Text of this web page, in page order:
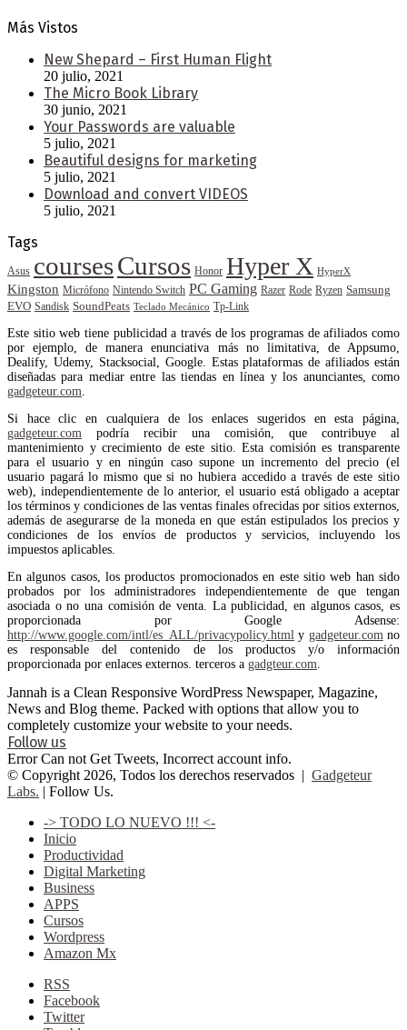
Más Vistos
New Shepard – First Human Flight
20 julio, 2021
The Micro Book Library
30 junio, 2021
Your Passwords are valuable
5 julio, 2021
Beautiful designs for marketing
5 julio, 2021
Download and convert VIDEOS
5 julio, 2021
Tags
Asus coursesCursos Honor Hyper X HyperX
Kingston Micrófono Nintendo Switch PC Gaming Razer Rode Ryzen Samsung
EVO Sandisk SoundPeats Teclado Mecánico Tp-Link
Este sitio web tiene publicidad a través de los programas de afiliados como
por ejemplo, de manera enunciativa más no limitativa, de Appsumo,
Dealify, Udemy, Stacksocial, Google. Estas plataformas de afiliados están
diseñadas para mediar entre las tiendas en línea y los anunciantes, como
gadgeteur.com.
Si hace clic en cualquiera de los enlaces sugeridos en esta página,
gadgeteur.com podría recibir una comisión, que contribuye al
mantenimiento y crecimiento de este sitio. Esta comisión es transparente
para el usuario y en ningún caso supone un incremento del precio (el
usuario pagará lo mismo que si no hubiera accedido a través de este sitio
web), independientemente de lo anterior, el usuario está obligado a aceptar
los términos y condiciones de las ventas finales ofrecidas por sitios externos,
además de asegurarse de la moneda en que están estipulados los precios y
condiciones de los envíos de productos y servicios, incluyendo los
impuestos aplicables.
En algunos casos, los productos promocionados en este sitio web han sido
probados por los administradores independientemente de que tengan
asociada o no una comisión de venta. La publicidad, en algunos casos, es
proporcionada por Google Adsense:
http://www.google.com/intl/es_ALL/privacypolicy.html y gadgeteur.comno
es responsable del contenido de los productos y/o información
proporcionada por enlaces externos. terceros a gadgteur.com.
Jannah is a Clean Responsive WordPress Newspaper, Magazine,
News and Blog theme. Packed with options that allow you to
completely customize your website to your needs.
Follow us
Error Can not Get Tweets, Incorrect account info.
© Copyright 2026, Todos los derechos reservados | Gadgeteur
Labs. | Follow Us.
-> TODO LO NUEVO !!! <-
Inicio
Productividad
Digital Marketing
Business
APPS
Cursos
Wordpress
Amazon Mx
RSS
Facebook
Twitter